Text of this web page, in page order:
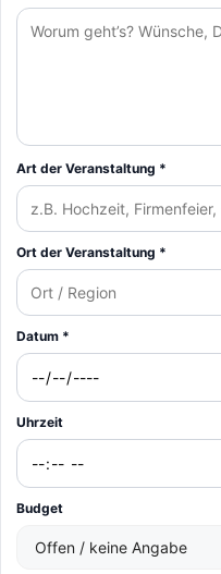
Art der Veranstaltung *
Ort der Veranstaltung *
Datum *
Uhrzeit
Budget